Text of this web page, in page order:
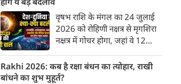
प्रश्नचिह्न न लगा सके। इसी विचार ने
बुद्धिवाद (Rationalism) की नींव
रखी। आइए, देकार्त के इस अद्भुत
दार्शनिक चिंतन के 4 प्रमुख स्तंभों को
गहराई से समझते हैं।
वृषभ राशि के मंगल का 24 जुलाई
2026 को रोहिणी नक्षत्र से मृगशिरा
नक्षत्र में गोचर होगा, जहां वे 12
में एक बड़ा हलचल भरा मोड़ आ चुका
है- बुध ग्रह अपनी ही प्रिय राशि मिथुन
Rakhi 2026: कब है रक्षा बंधन का त्योहार, राखी
बांधने का शुभ मुहूर्त?